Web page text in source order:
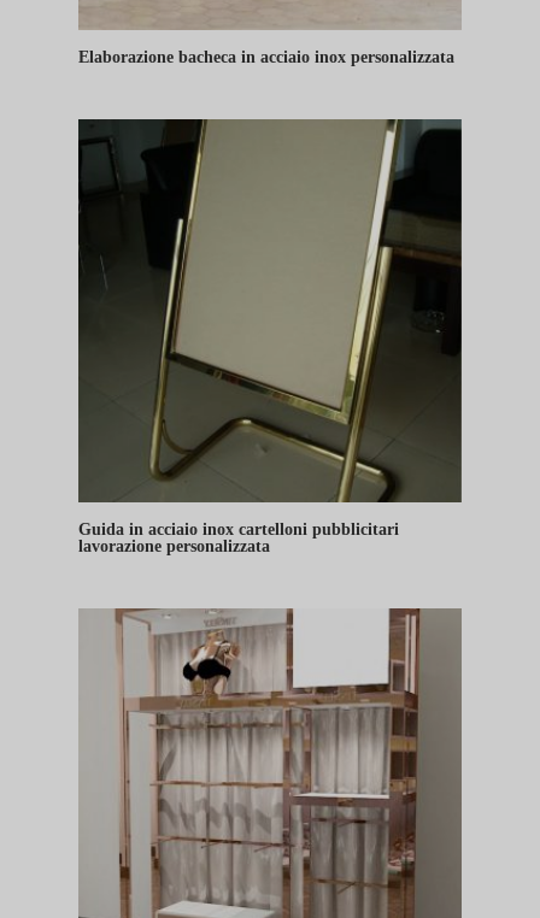
Elaborazione bacheca in acciaio inox personalizzata
Guida in acciaio inox cartelloni pubblicitari
lavorazione personalizzata